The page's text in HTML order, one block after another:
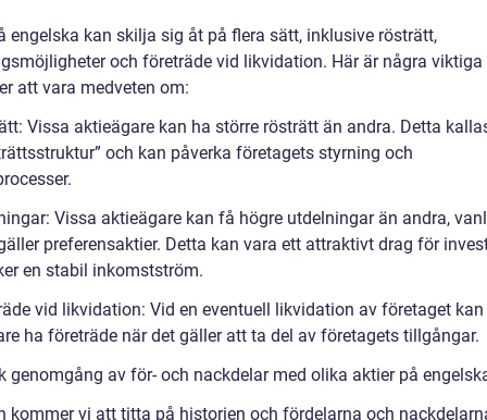
engelska kan skilja sig åt på flera sätt, inklusive rösträtt,
och företräde vid likvidation. Här är några viktiga
att vara medveten om:
Vissa aktieägare kan ha större rösträtt än andra. Detta
och kan påverka företagets styrning och
Vissa aktieägare kan få högre utdelningar än andra,
preferensaktier. Detta kan vara ett attraktivt drag för
en stabil inkomstström.
vid likvidation: Vid en eventuell likvidation av företaget
ha företräde när det gäller att ta del av företagets tillgångar.
genomgång av för- och nackdelar med olika aktier på
kommer vi att titta på historien och fördelarna och